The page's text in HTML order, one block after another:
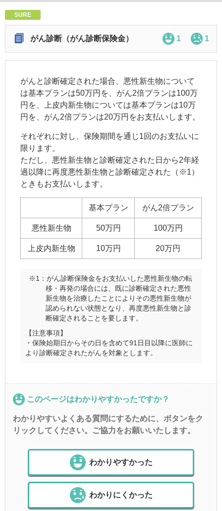
SURE
がん診断（がん診断保険金） 1 1
がんと診断確定された場合、悪性新生物について
は基本プランは50万円を、がん2倍プランは100万
円を、上皮内新生物については基本プランは10万
円を、がん2倍プランは20万円をお支払いします。
それぞれに対し、保険期間を通じ1回のお支払いに
限ります。
ただし、悪性新生物と診断確定された日から2年経
過以降に再度悪性新生物と診断確定された（※1）
ときもお支払いします。
基本プラン がん2倍プラン
悪性新生物 50万円 100万円
上皮内新生物 10万円 20万円
※1：がん診断保険金をお支払いした悪性新生物の転
移・再発の場合には、既に診断確定された悪性
新生物を治療したことによりその悪性新生物が
認められない状態となり、再度悪性新生物と診
断確定されることを要します。
【注意事項】
・保険始期日からその日を含めて91日目以降に医師に
より診断確定されたがんを対象とします。
このページはわかりやすかったですか？
わかりやすいよくある質問にするために、ボタンをク
リックしてください。ご協力をお願いいたします。
わかりやすかった
わかりにくかった